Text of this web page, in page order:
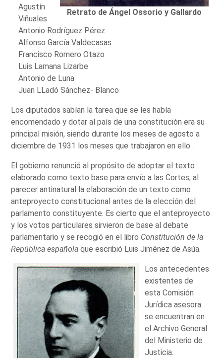
Retrato de Ángel Ossorio y Gallardo
Agustín
Viñuales
Antonio Rodríguez Pérez
Alfonso García Valdecasas
Francisco Romero Otazo
Luis Lamana Lizarbe
Antonio de Luna
Juan LLadó Sánchez- Blanco
Los diputados sabían la tarea que se les había
encomendado y dotar al país de una constitución era su
principal misión, siendo durante los meses de agosto a
diciembre de 1931 los meses que trabajaron en ello .
El gobierno renunció al propósito de adoptar el texto
elaborado como texto base para envío a las Cortes, al
parecer antinatural la elaboración de un texto como
anteproyecto constitucional antes de la elección del
parlamento constituyente. Es cierto que el anteproyecto
y los votos particulares sirvieron de base al debate
parlamentario y se recogió en el libro Constitución de la
República española que escribió Luis Jiménez de Asúa.
Los antecedentes
existentes de
esta Comisión
Jurídica asesora
se encuentran en
el Archivo General
del Ministerio de
Justicia.